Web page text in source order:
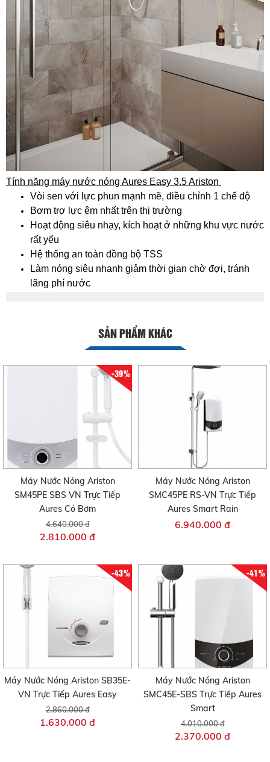
Tính năng máy nước nóng Aures Easy 3.5 Ariston
Vòi sen với lực phun mạnh mẽ, điều chỉnh 1 chế độ
Bơm trợ lực êm nhất trên thị trường
Hoạt động siêu nhạy, kích hoạt ở những khu vực nước
rất yếu
Hệ thống an toàn đồng bộ TSS
Làm nóng siêu nhanh giảm thời gian chờ đợi, tránh
lãng phí nước
SẢN PHẨM KHÁC
-39%
Máy Nước Nóng Ariston
SM45PE SBS VN Trực Tiếp
Aures Có Bơm
4.640.000 đ
2.810.000 đ
Máy Nước Nóng Ariston
SMC45PE RS-VN Trực Tiếp
Aures Smart Rain
6.940.000 đ
-43%
Máy Nước Nóng Ariston SB35E-
VN Trực Tiếp Aures Easy
2.860.000 đ
1.630.000 đ
-41%
Máy Nước Nóng Ariston
SMC45E-SBS Trực Tiếp Aures
Smart
4.010.000 đ
2.370.000 đ